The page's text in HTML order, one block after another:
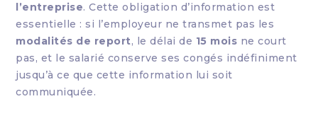
l’entreprise. Cette obligation d’information est
essentielle : si l’employeur ne transmet pas les
modalités de report, le délai de 15 mois ne court
pas, et le salarié conserve ses congés indéfiniment
jusqu’à ce que cette information lui soit
communiquée.